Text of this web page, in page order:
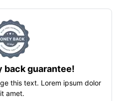
back guarantee!
this text. Lorem ipsum dolor
amet.